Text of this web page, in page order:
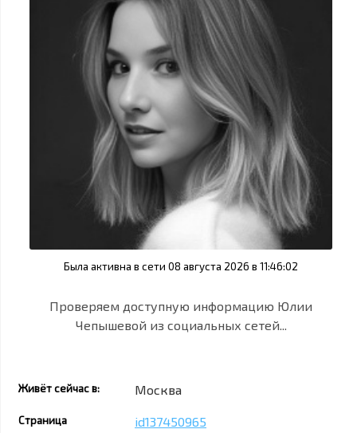
Была активна в сети 08 августа 2026 в 11:46:02
Проверяем доступную информацию Юлии
Чепышевой из социальных сетей...
Живёт сейчас в: Москва
Страница
id137450965